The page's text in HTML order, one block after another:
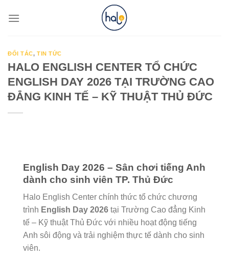
ĐỐI TÁC,TIN TỨC
HALO ENGLISH CENTER TỔ CHỨC
ENGLISH DAY 2026 TẠI TRƯỜNG CAO
ĐẲNG KINH TẾ – KỸ THUẬT THỦ ĐỨC
English Day 2026 – Sân chơi tiếng Anh
dành cho sinh viên TP. Thủ Đức
Halo English Center chính thức tổ chức chương
trình English Day 2026 tại Trường Cao đẳng Kinh
tế – Kỹ thuật Thủ Đức với nhiều hoạt động tiếng
Anh sôi động và trải nghiệm thực tế dành cho sinh
viên.